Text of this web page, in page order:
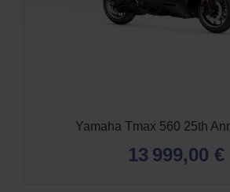
Yamaha Xmax 300
6 399,00 €